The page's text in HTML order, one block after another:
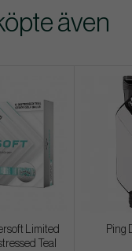
även
Limited
Teal
Ping